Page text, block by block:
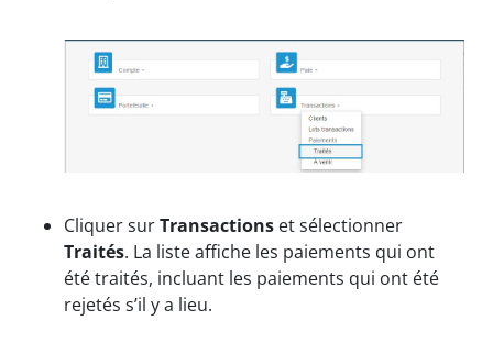
Cliquer surTransactions et sélectionner
Traités. La liste affiche les paiements qui ont
été traités, incluant les paiements qui ont été
rejetés s’il y a lieu.